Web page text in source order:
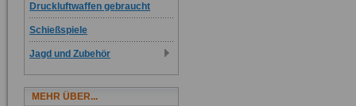
Druckluftwaffen gebraucht
Schießspiele
Jagd und Zubehör
MEHR ÜBER...